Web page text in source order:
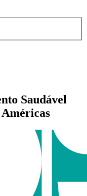
Saudável
Américas